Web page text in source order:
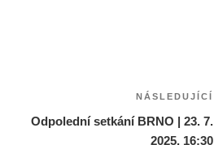
NÁSLEDUJÍCÍ
Odpolední setkání BRNO | 23. 7.
2025, 16:30